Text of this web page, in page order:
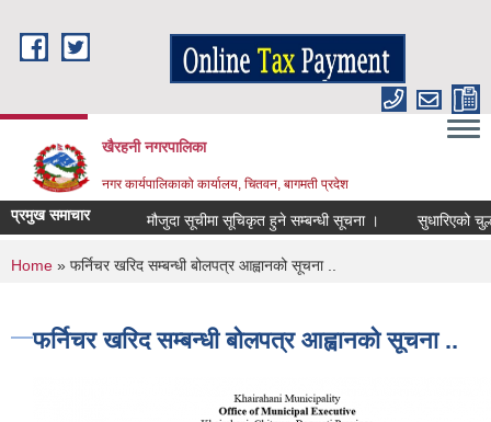
खैरहनी नगरपालिका
नगर कार्यपालिकाको कार्यालय, चितवन, बागमती प्रदेश
प्रमुख समाचार मौजुदा सूचीमा सूचिकृत हुने सम्बन्धी सूचना । सुधारिएको चुल्हो
You are here
Home » फर्निचर खरिद सम्बन्धी बोलपत्र आह्वानको सूचना ..
फर्निचर खरिद सम्बन्धी बोलपत्र आह्वानको सूचना ..